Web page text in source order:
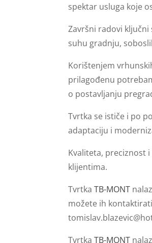
spektar usluga koje
Završni radovi
suhu gradnju,
Korištenjem
prilagođenu
o postavljanju
Tvrtka se ističe i po
adaptaciju i
Kvaliteta, preciznost
klijentima.
TvrtkaTB-MONT
možete ih
TvrtkaTB-MONT